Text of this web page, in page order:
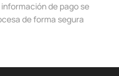
de pago se
de forma segura